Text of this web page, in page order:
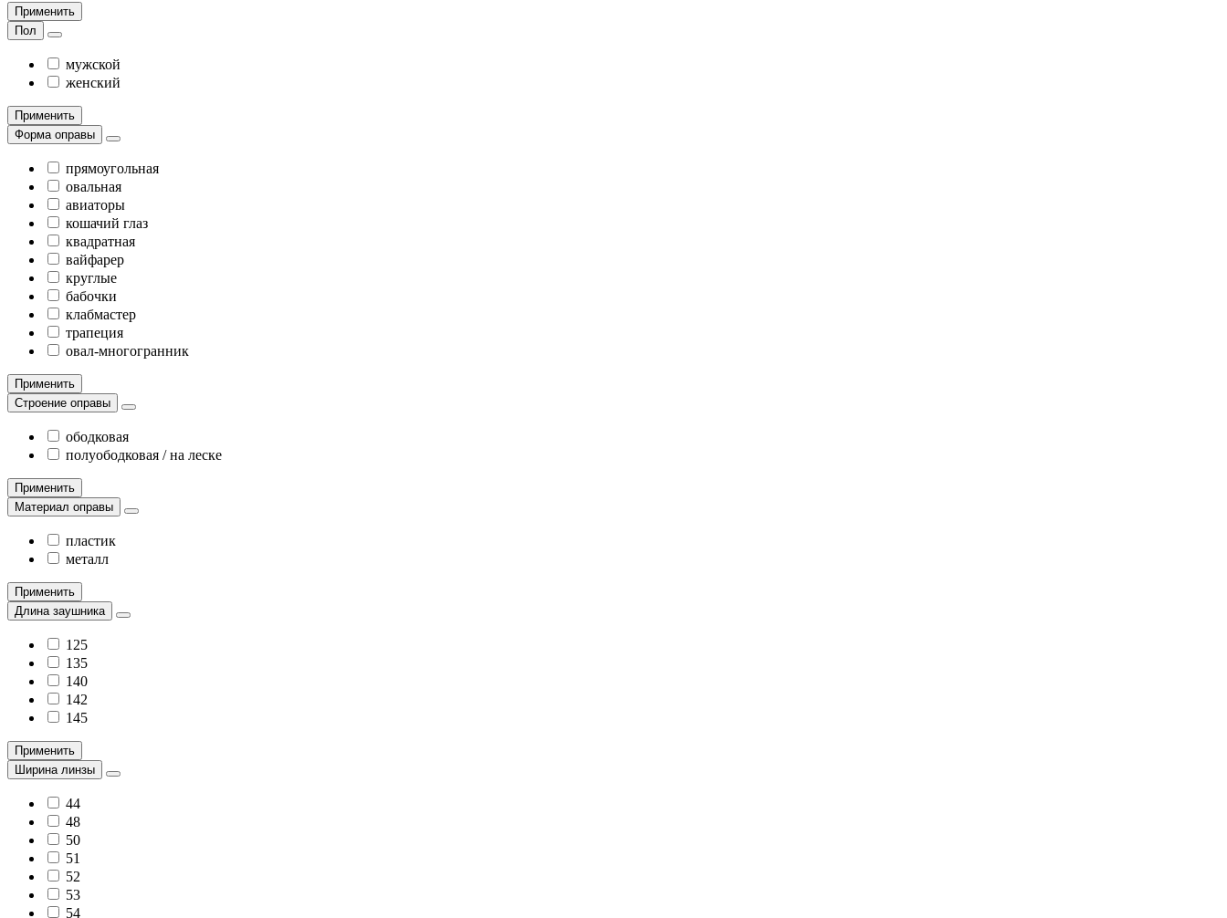
Применить
Пол
мужской
женский
Применить
Форма оправы
прямоугольная
овальная
авиаторы
кошачий глаз
квадратная
вайфарер
круглые
бабочки
клабмастер
трапеция
овал-многогранник
Применить
Строение оправы
ободковая
полуободковая / на леске
Применить
Материал оправы
пластик
металл
Применить
Длина заушника
125
135
140
142
145
Применить
Ширина линзы
44
48
50
51
52
53
54